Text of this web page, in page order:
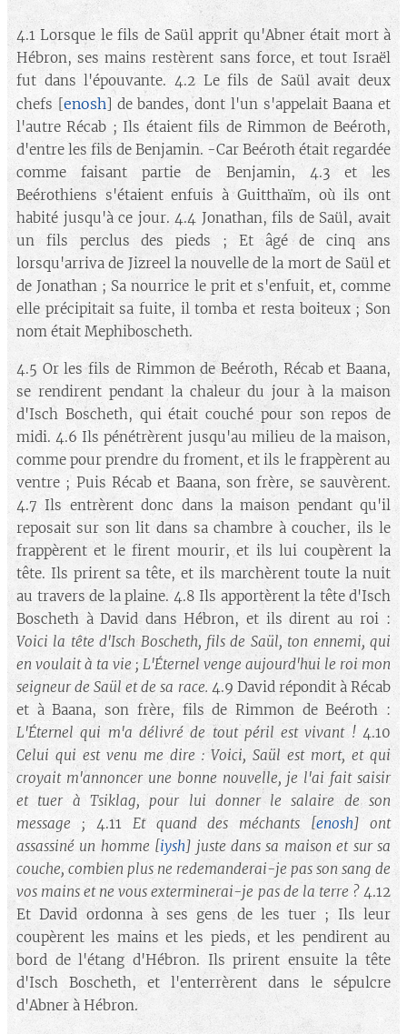
4.1 Lorsque le fils de Saül apprit qu'Abner était mort à
Hébron, ses mains restèrent sans force, et tout Israël
fut dans l'épouvante. 4.2 Le fils de Saül avait deux
chefs [enosh] de bandes, dont l'un s'appelait Baana et
l'autre Récab ; Ils étaient fils de Rimmon de Beéroth,
d'entre les fils de Benjamin. -Car Beéroth était regardée
comme faisant partie de Benjamin, 4.3 et les
Beérothiens s'étaient enfuis à Guitthaïm, où ils ont
habité jusqu'à ce jour. 4.4 Jonathan, fils de Saül, avait
un fils perclus des pieds ; Et âgé de cinq ans
lorsqu'arriva de Jizreel la nouvelle de la mort de Saül et
de Jonathan ; Sa nourrice le prit et s'enfuit, et, comme
elle précipitait sa fuite, il tomba et resta boiteux ; Son
nom était Mephiboscheth.
4.5 Or les fils de Rimmon de Beéroth, Récab et Baana,
se rendirent pendant la chaleur du jour à la maison
d'Isch Boscheth, qui était couché pour son repos de
midi. 4.6 Ils pénétrèrent jusqu'au milieu de la maison,
comme pour prendre du froment, et ils le frappèrent au
ventre ; Puis Récab et Baana, son frère, se sauvèrent.
4.7 Ils entrèrent donc dans la maison pendant qu'il
reposait sur son lit dans sa chambre à coucher, ils le
frappèrent et le firent mourir, et ils lui coupèrent la
tête. Ils prirent sa tête, et ils marchèrent toute la nuit
au travers de la plaine. 4.8 Ils apportèrent la tête d'Isch
Boscheth à David dans Hébron, et ils dirent au roi :
Voici la tête d'Isch Boscheth, fils de Saül, ton ennemi, qui
en voulait à ta vie ; L'Éternel venge aujourd'hui le roi mon
seigneur de Saül et de sa race. 4.9 David répondit à Récab
et à Baana, son frère, fils de Rimmon de Beéroth :
L'Éternel qui m'a délivré de tout péril est vivant ! 4.10
Celui qui est venu me dire : Voici, Saül est mort, et qui
croyait m'annoncer une bonne nouvelle, je l'ai fait saisir
et tuer à Tsiklag, pour lui donner le salaire de son
message ; 4.11 Et quand des méchants [enosh] ont
assassiné un homme [iysh] juste dans sa maison et sur sa
couche, combien plus ne redemanderai-je pas son sang de
vos mains et ne vous exterminerai-je pas de la terre ? 4.12
Et David ordonna à ses gens de les tuer ; Ils leur
coupèrent les mains et les pieds, et les pendirent au
bord de l'étang d'Hébron. Ils prirent ensuite la tête
d'Isch Boscheth, et l'enterrèrent dans le sépulcre
d'Abner à Hébron.